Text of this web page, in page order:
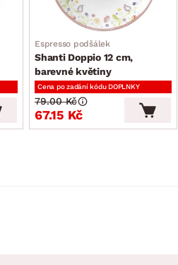
Espresso podšálek
Shanti Doppio 12 cm,
barevné květiny
Cena po zadání kódu DOPLNKY
67.15 Kč
79.00 Kč